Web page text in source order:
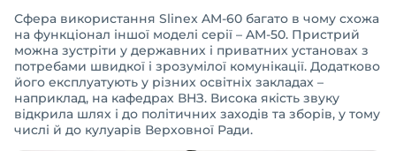
Сфера використання Slinex AM-60 багато в чому схожа
на функціонал іншої моделі серії – AM-50. Пристрий
можна зустріти у державних і приватних установах з
потребами швидкої і зрозумілої комунікації. Додатково
його експлуатують у різних освітніх закладах –
наприклад, на кафедрах ВНЗ. Висока якість звуку
відкрила шлях і до політичних заходів та зборів, у тому
числі й до кулуарів Верховної Ради.